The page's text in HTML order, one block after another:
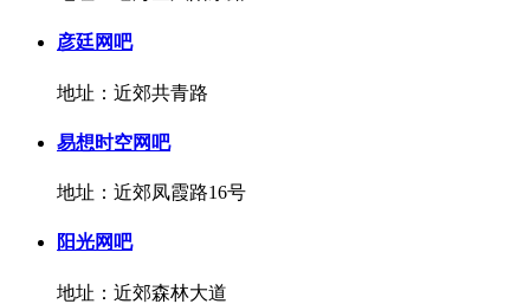
彦廷网吧
地址：近郊共青路
易想时空网吧
地址：近郊凤霞路16号
阳光网吧
地址：近郊森林大道